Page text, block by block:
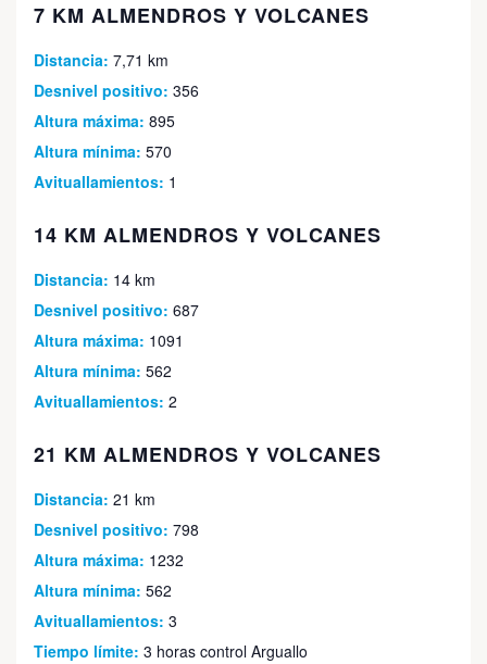
7 KM ALMENDROS Y VOLCANES
Distancia: 7,71 km
Desnivel positivo: 356
Altura máxima: 895
Altura mínima: 570
Avituallamientos: 1
14 KM ALMENDROS Y VOLCANES
Distancia: 14 km
Desnivel positivo: 687
Altura máxima: 1091
Altura mínima: 562
Avituallamientos: 2
21 KM ALMENDROS Y VOLCANES
Distancia: 21 km
Desnivel positivo: 798
Altura máxima: 1232
Altura mínima: 562
Avituallamientos: 3
Tiempo límite: 3 horas control Arguallo